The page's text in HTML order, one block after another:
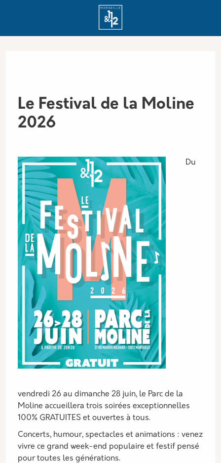
Le Festival de la Moline
2026
Du
vendredi 26 au dimanche 28 juin, le Parc de la
Moline accueillera trois soirées exceptionnelles
100% GRATUITES et ouvertes à tous.
Concerts, humour, spectacles et animations : venez
vivre ce grand week-end populaire et festif pensé
pour toutes les générations.
Panneau de gestion des cookies